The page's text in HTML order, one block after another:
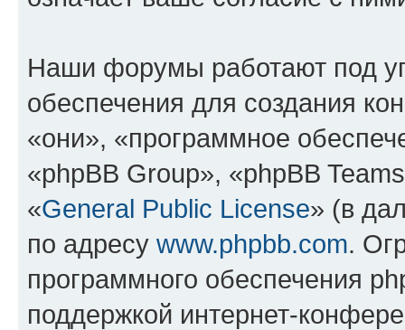
Наши форумы работают под
обеспечения для создания
«они», «программное
«phpBB Group», «phpBB
«General Public License» (в
по адресу www.phpbb.com.
программного обеспечения
поддержкой интернет-